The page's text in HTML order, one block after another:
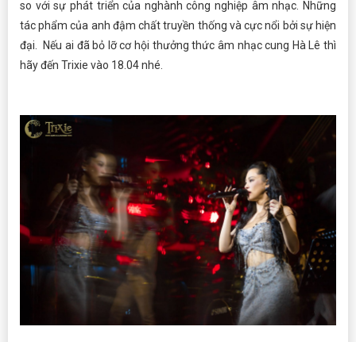
so với sự phát triển của nghành công nghiệp âm nhạc. Những
tác phẩm của anh đậm chất truyền thống và cực nổi bởi sự hiện
đại. Nếu ai đã bỏ lỡ cơ hội thưởng thức âm nhạc cung Hà Lê thì
hãy đến Trixie vào 18.04 nhé.